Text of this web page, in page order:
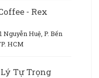
- Rex
Nguyễn Huệ, P. Bến
HCM
Tự Trọng